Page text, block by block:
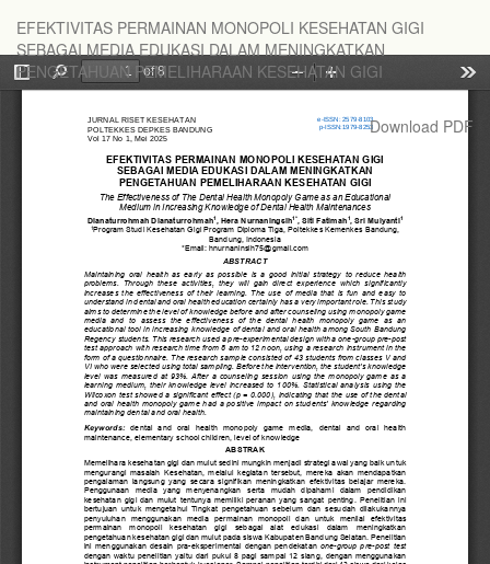
Article
Details
EFEKTIVITAS PERMAINAN MONOPOLI KESEHATAN GIGI
SEBAGAI MEDIA EDUKASI DALAM MENINGKATKAN
PENGETAHUAN PEMELIHARAAN KESEHATAN GIGI
Download
Download PDF